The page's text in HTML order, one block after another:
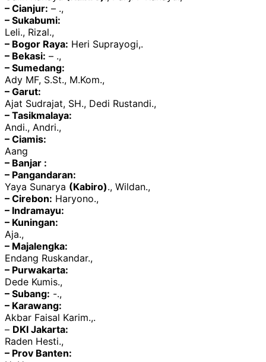
– Cianjur: – .,
– Sukabumi:
Leli., Rizal.,
– Bogor Raya: Heri Suprayogi,.
– Bekasi: – .,
– Sumedang:
Ady MF, S.St., M.Kom.,
– Garut:
Ajat Sudrajat, SH., Dedi Rustandi.,
– Tasikmalaya:
Andi., Andri.,
– Ciamis:
Aang
– Banjar :
– Pangandaran:
Yaya Sunarya (Kabiro)., Wildan.,
– Cirebon: Haryono.,
– Indramayu:
– Kuningan:
Aja.,
– Majalengka:
Endang Ruskandar.,
– Purwakarta:
Dede Kumis.,
– Subang: -.,
– Karawang:
Akbar Faisal Karim.,.
– DKI Jakarta:
Raden Hesti.,
– Prov Banten: